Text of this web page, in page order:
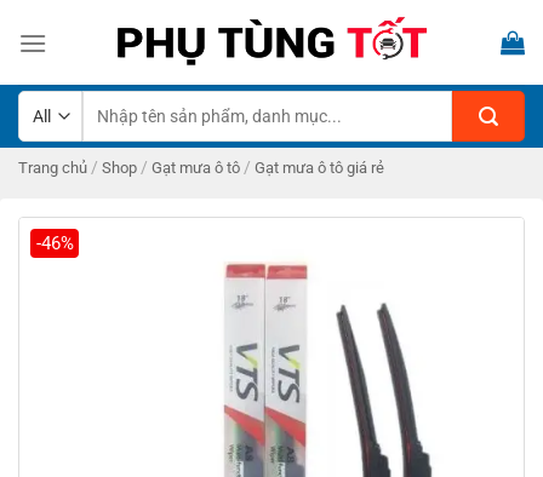
kiếm:
Trang chủ / Shop / Gạt mưa ô tô / Gạt mưa ô tô giá rẻ
-46%